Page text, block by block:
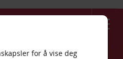
for å vise deg